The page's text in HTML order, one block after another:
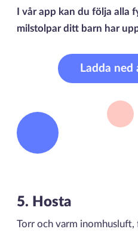
I vår app kan du följa alla
milstolpar ditt barn har
Ladda ned
5. Hosta
Torr och varm